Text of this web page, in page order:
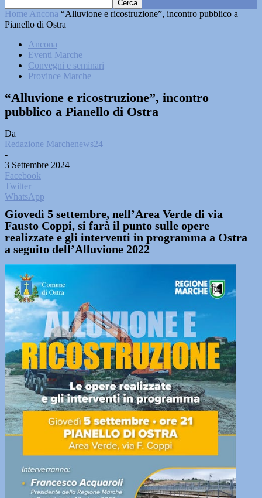
Home Ancona “Alluvione e ricostruzione”, incontro pubblico a
Pianello di Ostra
Ancona
Eventi Marche
Convegni e seminari
Province Marche
“Alluvione e ricostruzione”, incontro
pubblico a Pianello di Ostra
Da
Redazione Marchenews24
-
3 Settembre 2024
Facebook
Twitter
WhatsApp
Giovedì 5 settembre, nell’Area Verde di via
Fausto Coppi, si farà il punto sulle opere
realizzate e gli interventi in programma a Ostra
a seguito dell’Alluvione 2022